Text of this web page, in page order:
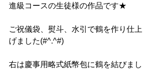
進級コースの生徒様の作品です★
ご祝儀袋、熨斗、水引で鶴を作り仕上
げました(#^.^#)
右は慶事用略式紙幣包に鶴を結びまし